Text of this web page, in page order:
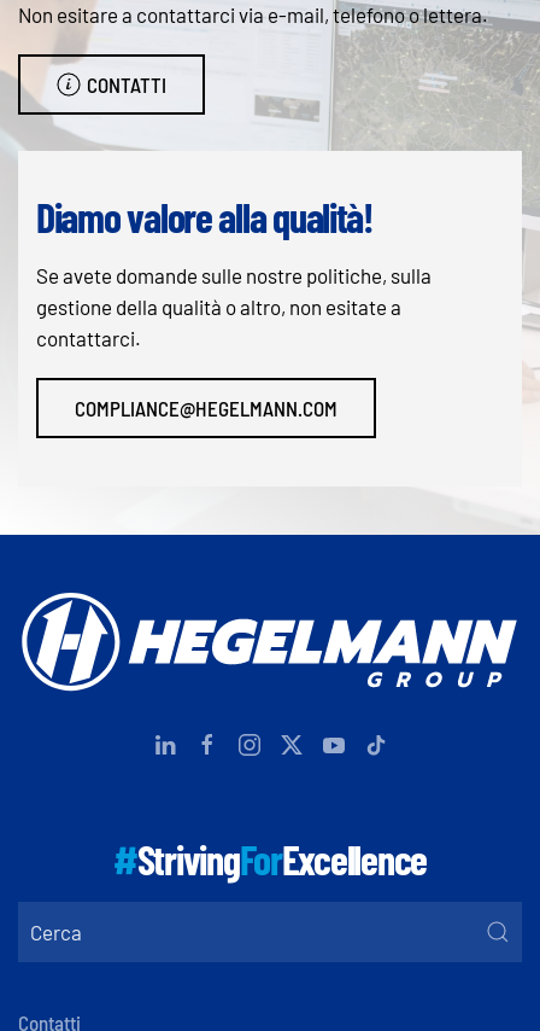
Non esitare a contattarci via e-mail, telefono o lettera.
CONTATTI
Diamo valore alla qualità!
Se avete domande sulle nostre politiche, sulla
gestione della qualità o altro, non esitate a
contattarci.
COMPLIANCE@HEGELMANN.COM
#StrivingForExcellence
Contatti